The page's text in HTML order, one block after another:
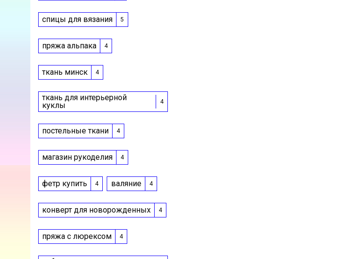
спицы для вязания 5
пряжа альпака 4
ткань минск 4
ткань для интерьерной
куклы
4
постельные ткани 4
магазин рукоделия 4
фетр купить 4 валяние 4
конверт для новорожденных 4
пряжа с люрексом 4